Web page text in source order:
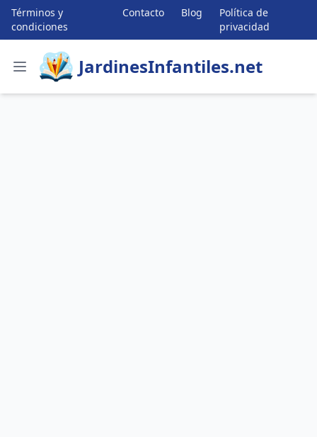
Términos y
condiciones
Contacto Blog
Política de
privacidad
JardinesInfantiles.net